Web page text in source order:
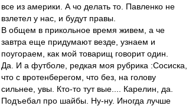
все из америки. А чо делать то. Павленко не
взлетел у нас, и будут правы.
В общем в прикольное время живем, а че
завтра еще придумают везде, узнаем и
поугораем, как мой товарищ говорит один.
Да. И а футболе, редкая моя рубрика :Сосиска,
что с вротенберегом, что без, на голову
сильнее, увы. Кто-то тут вые.... Карелин, да.
Подъебал про шайбы. Ну-ну. Иногда лучше